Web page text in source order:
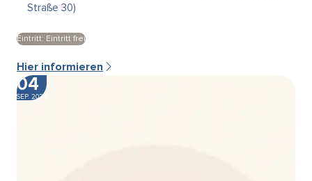
Straße 30)
Eintritt: Eintritt frei
Hier informieren
04
SEP. 2026